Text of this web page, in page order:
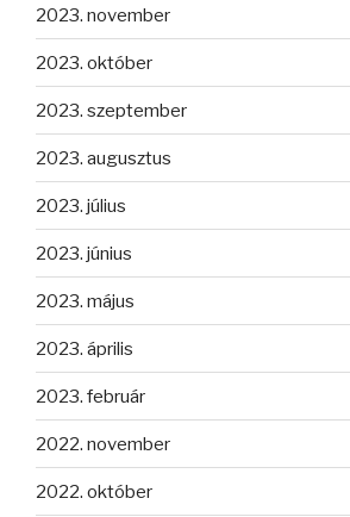
2023. november
2023. október
2023. szeptember
2023. augusztus
2023. július
2023. június
2023. május
2023. április
2023. február
2022. november
2022. október